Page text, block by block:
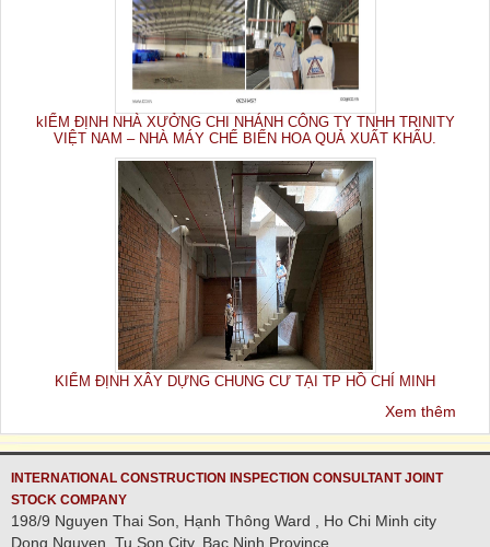
kIỂM ĐỊNH NHÀ XƯỞNG CHI NHÁNH CÔNG TY TNHH TRINITY
VIỆT NAM – NHÀ MÁY CHẾ BIẾN HOA QUẢ XUẤT KHẨU.
KIỂM ĐỊNH XÂY DỰNG CHUNG CƯ TẠI TP HỒ CHÍ MINH
Xem thêm
INTERNATIONAL CONSTRUCTION INSPECTION CONSULTANT JOINT
STOCK COMPANY
198/9 Nguyen Thai Son, Hạnh Thông Ward , Ho Chi Minh city
Dong Nguyen, Tu Son City, Bac Ninh Province